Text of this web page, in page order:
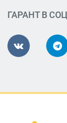
ГАРАНТ В